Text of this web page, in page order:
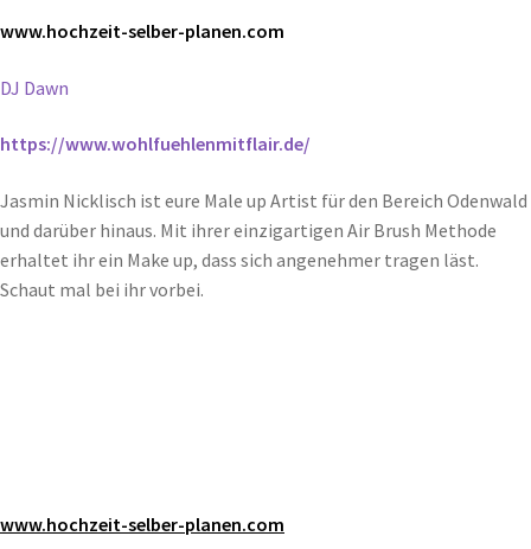
www.hochzeit-selber-planen.com
DJ Dawn
https://www.wohlfuehlenmitflair.de/
Jasmin Nicklisch ist eure Male up Artist für den Bereich Odenwald
und darüber hinaus. Mit ihrer einzigartigen Air Brush Methode
erhaltet ihr ein Make up, dass sich angenehmer tragen läst.
Schaut mal bei ihr vorbei.
www.hochzeit-selber-planen.com